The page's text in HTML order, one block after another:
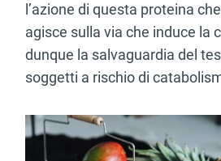
l’azione di questa proteina
agisce sulla via che induce la
dunque la salvaguardia del
soggetti a rischio di